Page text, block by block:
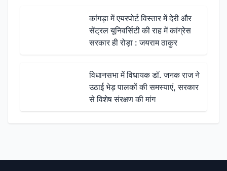
कांगड़ा में एयरपोर्ट विस्तार में देरी और
सेंट्रल यूनिवर्सिटी की राह में कांग्रेस
सरकार ही रोड़ा : जयराम ठाकुर
विधानसभा में विधायक डॉ. जनक राज ने
उठाई भेड़ पालकों की समस्याएं, सरकार
से विशेष संरक्षण की मांग